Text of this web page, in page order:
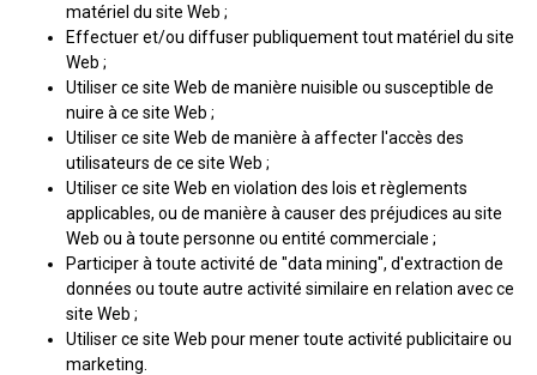
matériel du site Web ;
Effectuer et/ou diffuser publiquement tout matériel du site
Web ;
Utiliser ce site Web de manière nuisible ou susceptible de
nuire à ce site Web ;
Utiliser ce site Web de manière à affecter l'accès des
utilisateurs de ce site Web ;
Utiliser ce site Web en violation des lois et règlements
applicables, ou de manière à causer des préjudices au site
Web ou à toute personne ou entité commerciale ;
Participer à toute activité de "data mining", d'extraction de
données ou toute autre activité similaire en relation avec ce
site Web ;
Utiliser ce site Web pour mener toute activité publicitaire ou
marketing.